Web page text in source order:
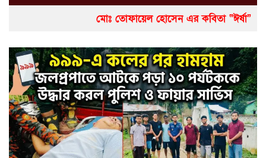
মোঃ তোফায়েল হোসেন এর কবিতা “ঈর্ষা”